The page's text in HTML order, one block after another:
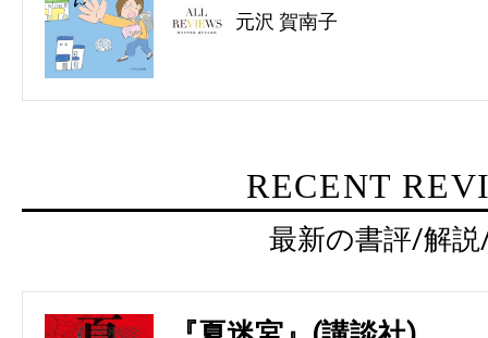
元沢 賀南子
RECENT
最新の書評/解